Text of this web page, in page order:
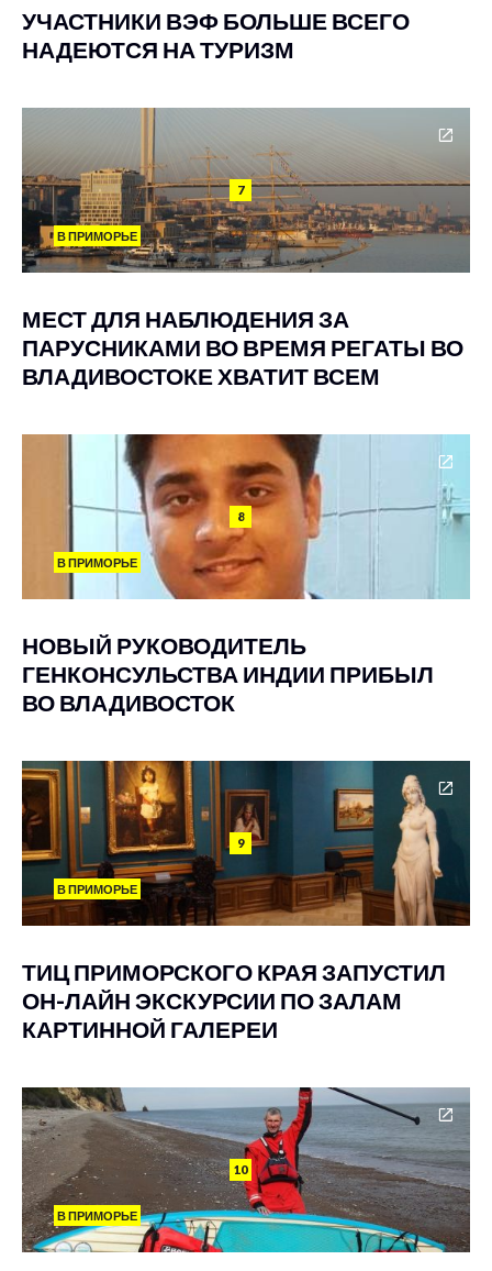
УЧАСТНИКИ ВЭФ БОЛЬШЕ ВСЕГО
НАДЕЮТСЯ НА ТУРИЗМ
7
В ПРИМОРЬЕ
МЕСТ ДЛЯ НАБЛЮДЕНИЯ ЗА
ПАРУСНИКАМИ ВО ВРЕМЯ РЕГАТЫ ВО
ВЛАДИВОСТОКЕ ХВАТИТ ВСЕМ
8
В ПРИМОРЬЕ
НОВЫЙ РУКОВОДИТЕЛЬ
ГЕНКОНСУЛЬСТВА ИНДИИ ПРИБЫЛ
ВО ВЛАДИВОСТОК
9
В ПРИМОРЬЕ
ТИЦ ПРИМОРСКОГО КРАЯ ЗАПУСТИЛ
ОН-ЛАЙН ЭКСКУРСИИ ПО ЗАЛАМ
КАРТИННОЙ ГАЛЕРЕИ
10
В ПРИМОРЬЕ